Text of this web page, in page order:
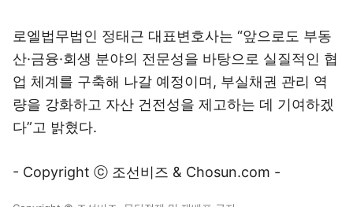
로엘법무법인 정태근 대표변호사는 “앞으로도 부동
산·금융·회생 분야의 전문성을 바탕으로 실질적인 협
업 체계를 구축해 나갈 예정이며, 부실채권 관리 역
량을 강화하고 자산 건전성을 제고하는 데 기여하겠
다”고 밝혔다.
- Copyright ⓒ 조선비즈 & Chosun.com -